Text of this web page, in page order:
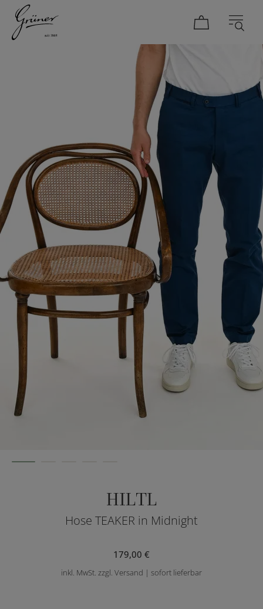
HILTL
Hose TEAKER in Midnight
179,00 €
inkl. MwSt. zzgl. Versand | sofort lieferbar
HERREN